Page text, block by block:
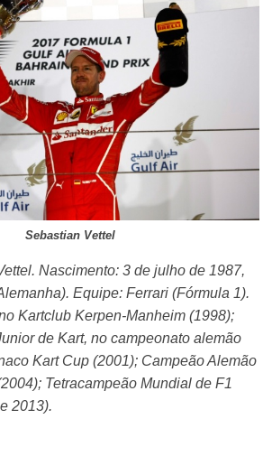
Sebastian Vettel
Nascimento: 3 de julho de 1987,
Equipe: Ferrari (Fórmula 1).
Kartclub Kerpen-Manheim (1998);
de Kart, no campeonato alemão
Kart Cup (2001); Campeão Alemão
Tetracampeão Mundial de F1
2013).